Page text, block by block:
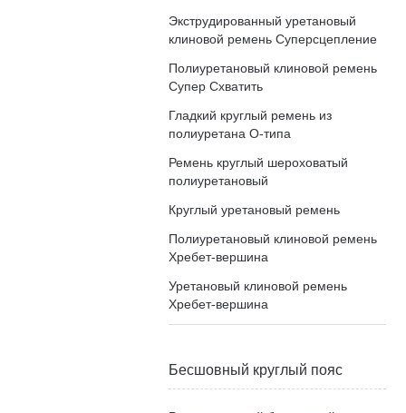
Экструдированный уретановый
клиновой ремень Суперсцепление
Полиуретановый клиновой ремень
Супер Схватить
Гладкий круглый ремень из
полиуретана O-типа
Ремень круглый шероховатый
полиуретановый
Круглый уретановый ремень
Полиуретановый клиновой ремень
Хребет-вершина
Уретановый клиновой ремень
Хребет-вершина
Бесшовный круглый пояс